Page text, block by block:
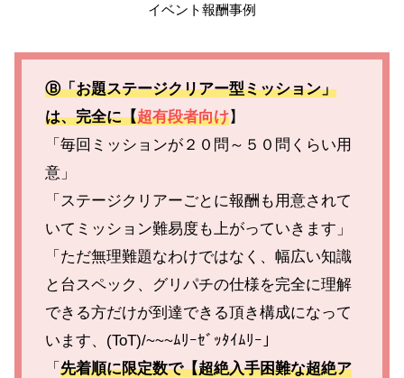
イベント報酬事例
Ⓑ「お題ステージクリアー型ミッション」
は、完全に【超有段者向け】
「毎回ミッションが２０問～５０問くらい用
意」
「ステージクリアーごとに報酬も用意されて
いてミッション難易度も上がっていきます」
「ただ無理難題なわけではなく、幅広い知識
と台スペック、グリパチの仕様を完全に理解
できる方だけが到達できる頂き構成になって
います、(ToT)/~~~ﾑﾘｰｾﾞｯﾀｲﾑﾘｰ」
「 先着順に限定数で【超絶入手困難な超絶ア